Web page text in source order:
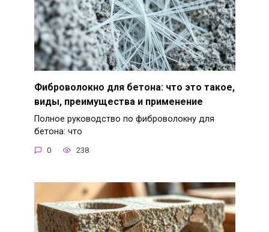
Фиброволокно для бетона: что это такое,
виды, преимущества и применение
Полное руководство по фиброволокну для
бетона: что
0 238